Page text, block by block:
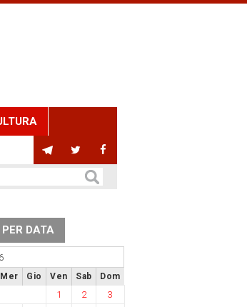
DATA
Mer Gio Ven Sab Dom
1 2
3